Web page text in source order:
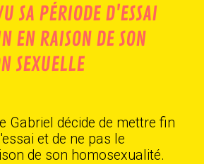
SA PÉRIODE D'ESSAI
EN RAISON DE SON
SEXUELLE
Gabriel décide de mettre fin
et de ne pas le
de son homosexualité.